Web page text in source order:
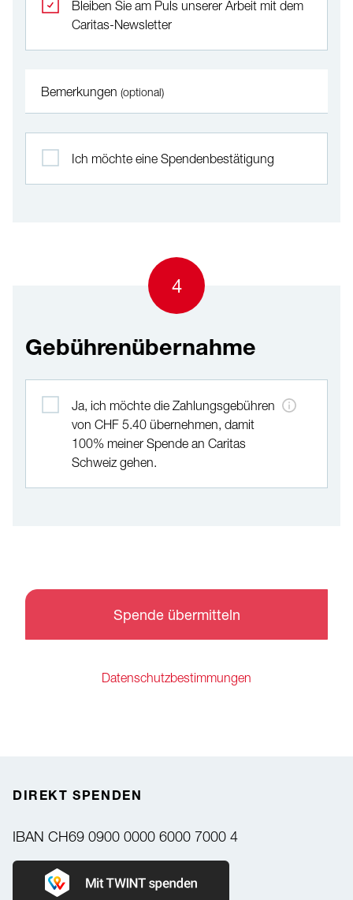
Bleiben Sie am Puls unserer Arbeit mit dem
Caritas-Newsletter
Bemerkungen (optional)
Ich möchte eine Spendenbestätigung
4
Gebührenübernahme
Ja, ich möchte die Zahlungsgebühren
von CHF 5.40 übernehmen, damit
100% meiner Spende an Caritas
Schweiz gehen.
Spende übermitteln
Datenschutzbestimmungen
DIREKT SPENDEN
IBAN CH69 0900 0000 6000 7000 4